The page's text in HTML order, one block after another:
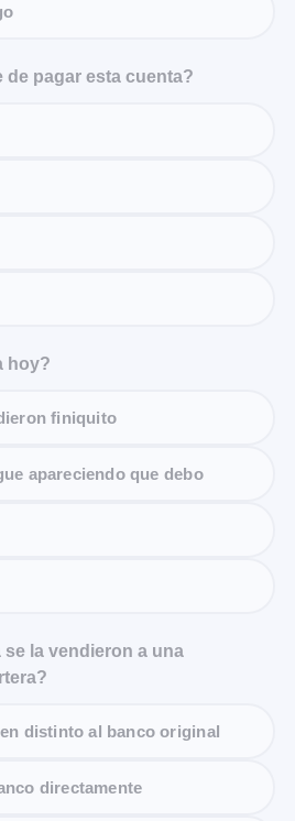
de pagar esta cuenta?
hoy?
finiquito
apareciendo que debo
la vendieron a una
distinto al banco original
directamente